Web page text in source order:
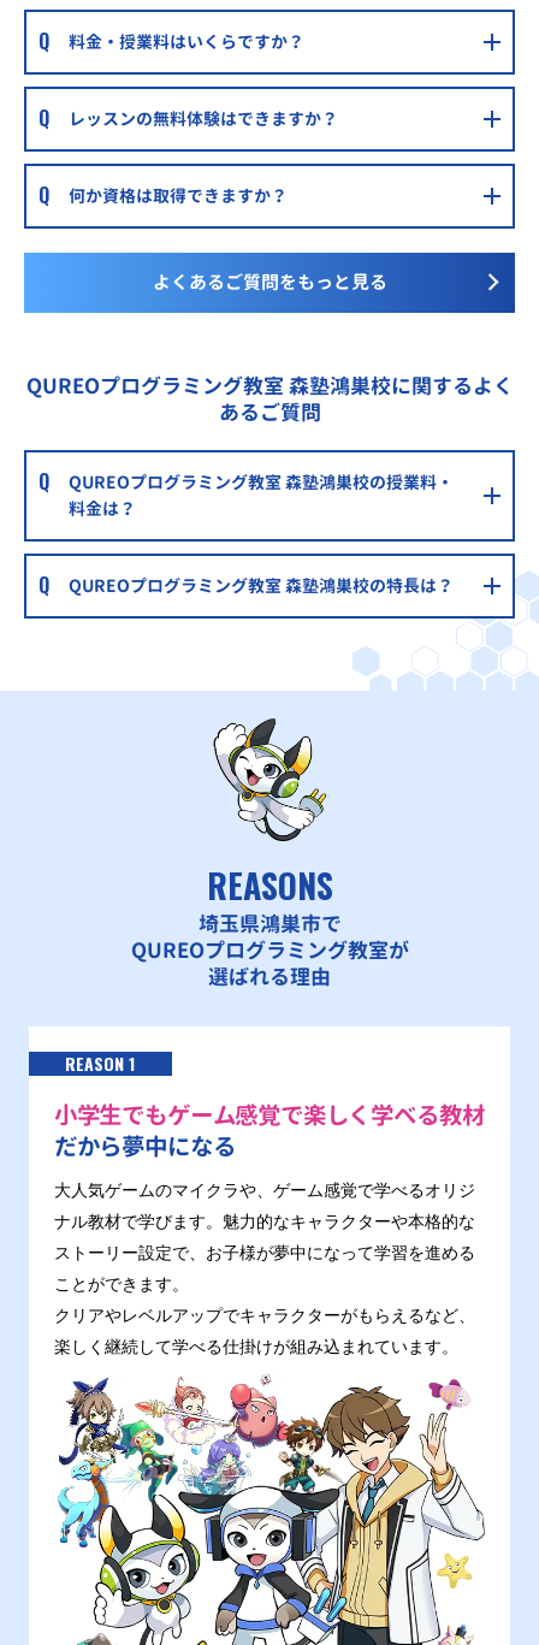
料金・授業料はいくらですか？
レッスンの無料体験はできますか？
何か資格は取得できますか？
よくあるご質問をもっと見る
QUREOプログラミング教室 森塾鴻巣校に関するよく
あるご質問
QUREOプログラミング教室 森塾鴻巣校の授業料・
料金は？
QUREOプログラミング教室 森塾鴻巣校の特長は？
REASONS
埼玉県鴻巣市で
QUREOプログラミング教室が
選ばれる理由
REASON 1
小学生でもゲーム感覚で楽しく学べる教材
だから夢中になる
大人気ゲームのマイクラや、ゲーム感覚で学べるオリジ
ナル教材で学びます。魅力的なキャラクターや本格的な
ストーリー設定で、お子様が夢中になって学習を進める
ことができます。
クリアやレベルアップでキャラクターがもらえるなど、
楽しく継続して学べる仕掛けが組み込まれています。